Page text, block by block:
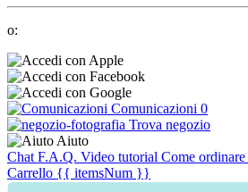
o:
Comunicazioni 0
Trova negozio
Aiuto
Chat F.A.Q. Video tutorial Come ordinare
Carrello {{ itemsNum }}